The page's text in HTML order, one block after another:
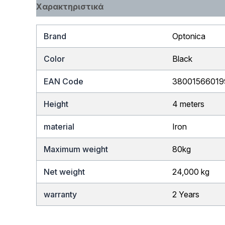
Χαρακτηριστικά
Brand Optonica
Color Black
EAN Code
Height 4 meters
material Iron
Maximum weight 80kg
Net weight 24,000 kg
warranty 2 Years